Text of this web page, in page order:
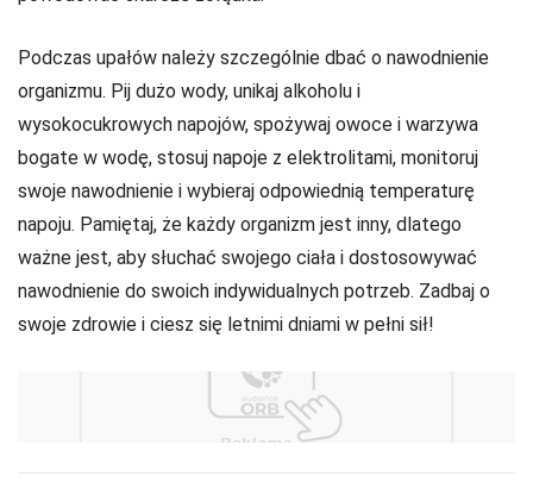
Podczas upałów należy szczególnie dbać o nawodnienie
organizmu. Pij dużo wody, unikaj alkoholu i
wysokocukrowych napojów, spożywaj owoce i warzywa
bogate w wodę, stosuj napoje z elektrolitami, monitoruj
swoje nawodnienie i wybieraj odpowiednią temperaturę
napoju. Pamiętaj, że każdy organizm jest inny, dlatego
ważne jest, aby słuchać swojego ciała i dostosowywać
nawodnienie do swoich indywidualnych potrzeb. Zadbaj o
swoje zdrowie i ciesz się letnimi dniami w pełni sił!